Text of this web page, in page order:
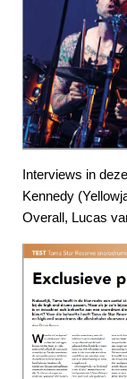
Interviews in
Kennedy
Overall, Lucas